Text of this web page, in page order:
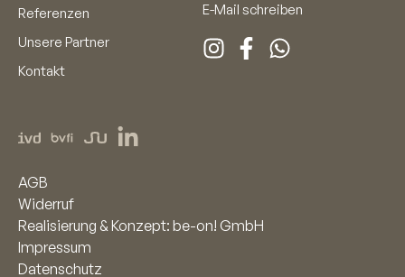
Referenzen
Unsere Partner
Kontakt
E-Mail schreiben
AGB
Widerruf
Realisierung & Konzept: be-on! GmbH
Impressum
Datenschutz